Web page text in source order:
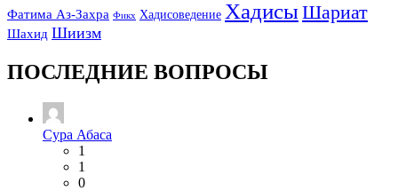
Фатима Аз-Захра Фикх Хадисоведение ХадисыШариат
Шахид Шиизм
ПОСЛЕДНИЕ ВОПРОСЫ
Сура Абаса
1
1
0